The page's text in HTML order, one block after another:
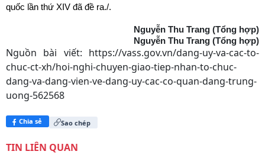
quốc lần thứ XIV đã đề ra./.
Nguyễn Thu Trang (Tổng hợp)
Nguyễn Thu Trang (Tổng hợp)
Nguồn bài viết: https://vass.gov.vn/dang-uy-va-cac-to-
chuc-ct-xh/hoi-nghi-chuyen-giao-tiep-nhan-to-chuc-
dang-va-dang-vien-ve-dang-uy-cac-co-quan-dang-trung-
uong-562568
Chia sẻ Sao chép
TIN LIÊN QUAN